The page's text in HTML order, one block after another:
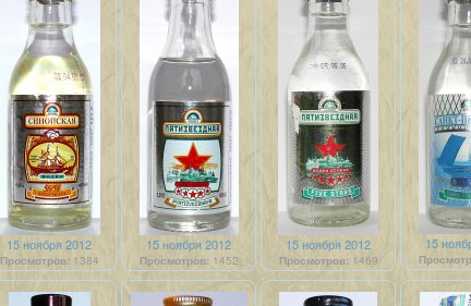
15 ноября 2012
Просмотров: 1384
15 ноября 2012
Просмотров: 1452
15 ноября 2012
Просмотров:1469
15